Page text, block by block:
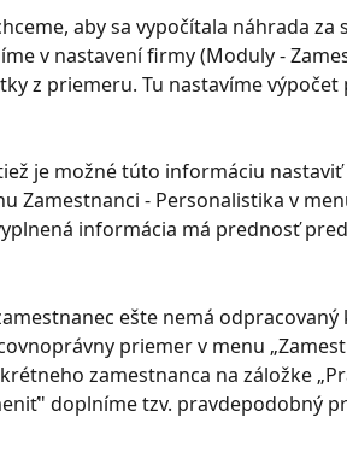
aby sa vypočítala náhrada
v nastavení firmy (Moduly -
z priemeru. Tu nastavíme
je možné túto informáciu
Zamestnanci - Personalistika v
informácia má prednosť
ešte nemá
priemer v menu
zamestnanca na záložke
doplníme tzv. pravdepodobný